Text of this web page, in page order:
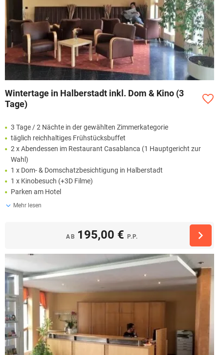
Wintertage in Halberstadt inkl. Dom & Kino (3
Tage)
3 Tage / 2 Nächte in der gewählten Zimmerkategorie
täglich reichhaltiges Frühstücksbuffet
2 x Abendessen im Restaurant Casablanca (1 Hauptgericht zur
Wahl)
1 x Dom- & Domschatzbesichtigung in Halberstadt
1 x Kinobesuch (+3D Filme)
Parken am Hotel
Mehr lesen
AB 195,00 € P.P.